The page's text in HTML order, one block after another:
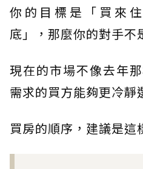
你的目標是「買來
底」，那麼你的對手不
現在的市場不像去年
需求的買方能夠更冷靜
買房的順序，建議是這